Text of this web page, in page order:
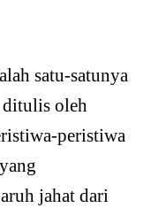
satu-satunya
ditulis oleh
peristiwa
jahat dari